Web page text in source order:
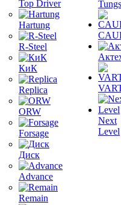
Top Driver
Hartung
R-Steel
КиК
Replica
ORW
Forsage
Диск
Advance
Remain
Next
Level